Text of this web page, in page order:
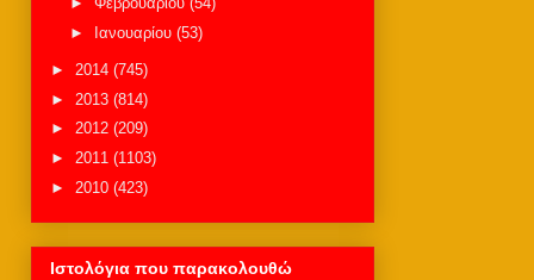
► Ιανουαρίου (53)
► 2014 (745)
► 2013 (814)
► 2012 (209)
► 2011 (1103)
► 2010 (423)
Ιστολόγια που παρακολουθώ